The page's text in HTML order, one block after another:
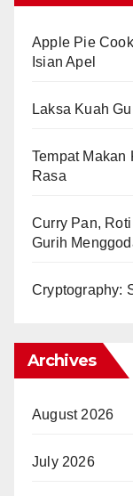
Apple Pie
Isian Apel
Laksa Kuah
Tempat Makan
Rasa
Curry Pan,
Gurih
Cryptography:
Archives
August 2026
July 2026